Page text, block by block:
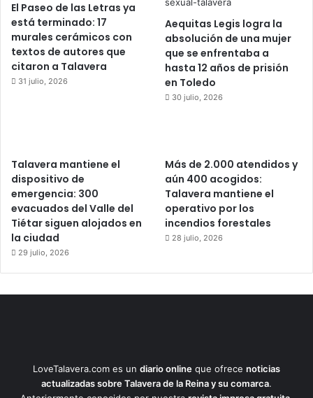
El Paseo de las Letras ya
está terminado: 17
murales cerámicos con
textos de autores que
citaron a Talavera
31 julio, 2026
Aequitas Legis logra la
absolución de una mujer
que se enfrentaba a
hasta 12 años de prisión
en Toledo
30 julio, 2026
Talavera mantiene el
dispositivo de
emergencia: 300
evacuados del Valle del
Tiétar siguen alojados en
la ciudad
29 julio, 2026
Más de 2.000 atendidos y
aún 400 acogidos:
Talavera mantiene el
operativo por los
incendios forestales
28 julio, 2026
LoveTalavera.com es un diario online que ofrece noticias
actualizadas sobre Talavera de la Reina y su comarca.